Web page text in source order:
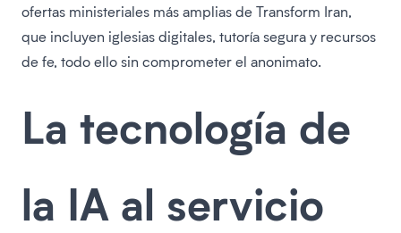
ofertas ministeriales más amplias de Transform Iran,
que incluyen iglesias digitales, tutoría segura y recursos
de fe, todo ello sin comprometer el anonimato.
La tecnología de
la IA al servicio